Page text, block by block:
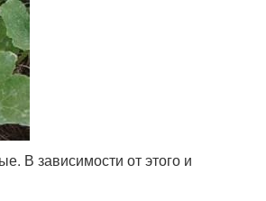
В зависимости от этого и